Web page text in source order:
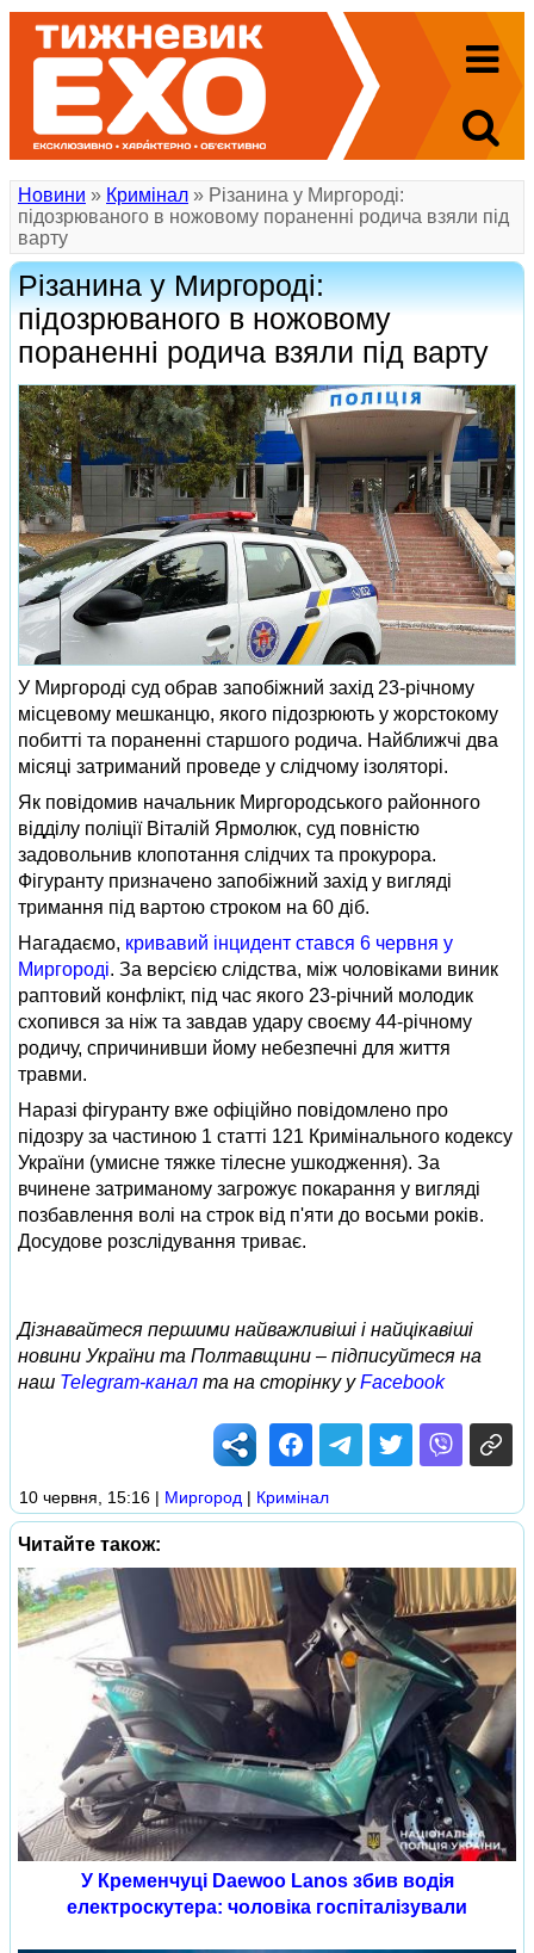
Новини » Кримінал » Різанина у Миргороді:
підозрюваного в ножовому пораненні родича взяли під
варту
Різанина у Миргороді:
підозрюваного в ножовому
пораненні родича взяли під варту
У Миргороді суд обрав запобіжний захід 23-річному
місцевому мешканцю, якого підозрюють у жорстокому
побитті та пораненні старшого родича. Найближчі два
місяці затриманий проведе у слідчому ізоляторі.
Як повідомив начальник Миргородського районного
відділу поліції Віталій Ярмолюк, суд повністю
задовольнив клопотання слідчих та прокурора.
Фігуранту призначено запобіжний захід у вигляді
тримання під вартою строком на 60 діб.
Нагадаємо, кривавий інцидент стався 6 червня у
Миргороді. За версією слідства, між чоловіками виник
раптовий конфлікт, під час якого 23-річний молодик
схопився за ніж та завдав удару своєму 44-річному
родичу, спричинивши йому небезпечні для життя
травми.
Наразі фігуранту вже офіційно повідомлено про
підозру за частиною 1 статті 121 Кримінального кодексу
України (умисне тяжке тілесне ушкодження). За
вчинене затриманому загрожує покарання у вигляді
позбавлення волі на строк від п'яти до восьми років.
Досудове розслідування триває.
Дізнавайтеся першими найважливіші і найцікавіші
новини України та Полтавщини – підписуйтеся на
наш Telegram-канал та на сторінку уFacebook
10 червня, 15:16 | Миргород | Кримінал
Читайте також:
У Кременчуці Daewoo Lanos збив водія
електроскутера: чоловіка госпіталізували